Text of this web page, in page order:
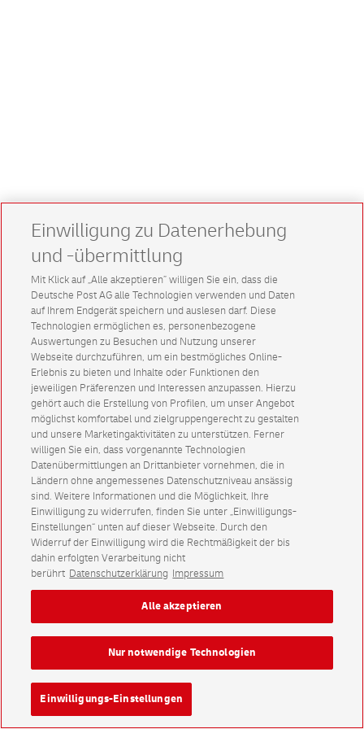
Einwilligung zu Datenerhebung
und -übermittlung
Mit Klick auf „Alle akzeptieren” willigen Sie ein, dass die
Deutsche Post AG alle Technologien verwenden und Daten
auf Ihrem Endgerät speichern und auslesen darf. Diese
Technologien ermöglichen es, personenbezogene
Auswertungen zu Besuchen und Nutzung unserer
Webseite durchzuführen, um ein bestmögliches Online-
Erlebnis zu bieten und Inhalte oder Funktionen den
jeweiligen Präferenzen und Interessen anzupassen. Hierzu
gehört auch die Erstellung von Profilen, um unser Angebot
möglichst komfortabel und zielgruppengerecht zu gestalten
und unsere Marketingaktivitäten zu unterstützen. Ferner
willigen Sie ein, dass vorgenannte Technologien
Datenübermittlungen an Drittanbieter vornehmen, die in
Ländern ohne angemessenes Datenschutzniveau ansässig
sind. Weitere Informationen und die Möglichkeit, Ihre
Einwilligung zu widerrufen, finden Sie unter „Einwilligungs-
Einstellungen“ unten auf dieser Webseite. Durch den
Widerruf der Einwilligung wird die Rechtmäßigkeit der bis
dahin erfolgten Verarbeitung nicht
berührt Datenschutzerklärung Impressum
Einwilligungs-Einstellungen
Nur notwendige Technologien
Alle akzeptieren